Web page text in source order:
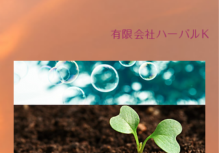
有限会社ハーバルK